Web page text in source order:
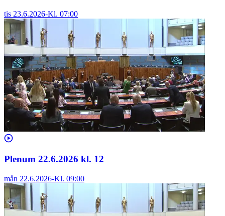
tis 23.6.2026-Kl. 07:00
Plenum 22.6.2026 kl. 12
mån 22.6.2026-Kl. 09:00